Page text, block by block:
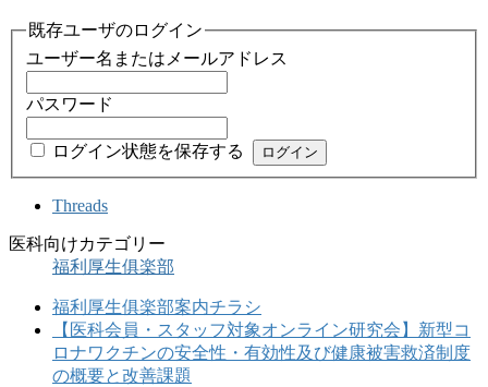
既存ユーザのログイン
ユーザー名またはメールアドレス
パスワード
ログイン状態を保存する
Threads
医科向けカテゴリー
福利厚生俱楽部
福利厚生俱楽部案内チラシ
【医科会員・スタッフ対象オンライン研究会】新型コ
ロナワクチンの安全性・有効性及び健康被害救済制度
の概要と改善課題